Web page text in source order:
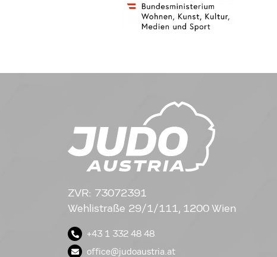
ZVR: 73072391
Wehlistraße 29/1/111, 1200 Wien
+43 1 332 48 48
office@judoaustria.at